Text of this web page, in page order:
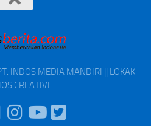
INDOS MEDIA MANDIRI || LOKAK
CREATIVE